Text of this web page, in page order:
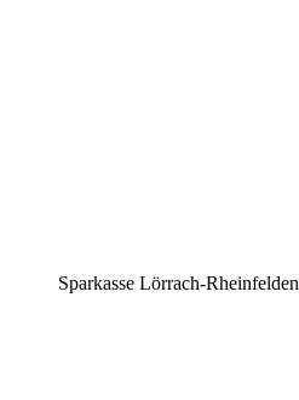
Sparkasse Lörrach-Rheinfelden